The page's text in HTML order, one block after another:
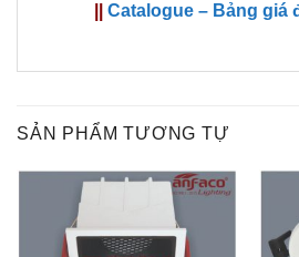
Catalogue – Bảng giá
SẢN PHẨM TƯƠNG TỰ